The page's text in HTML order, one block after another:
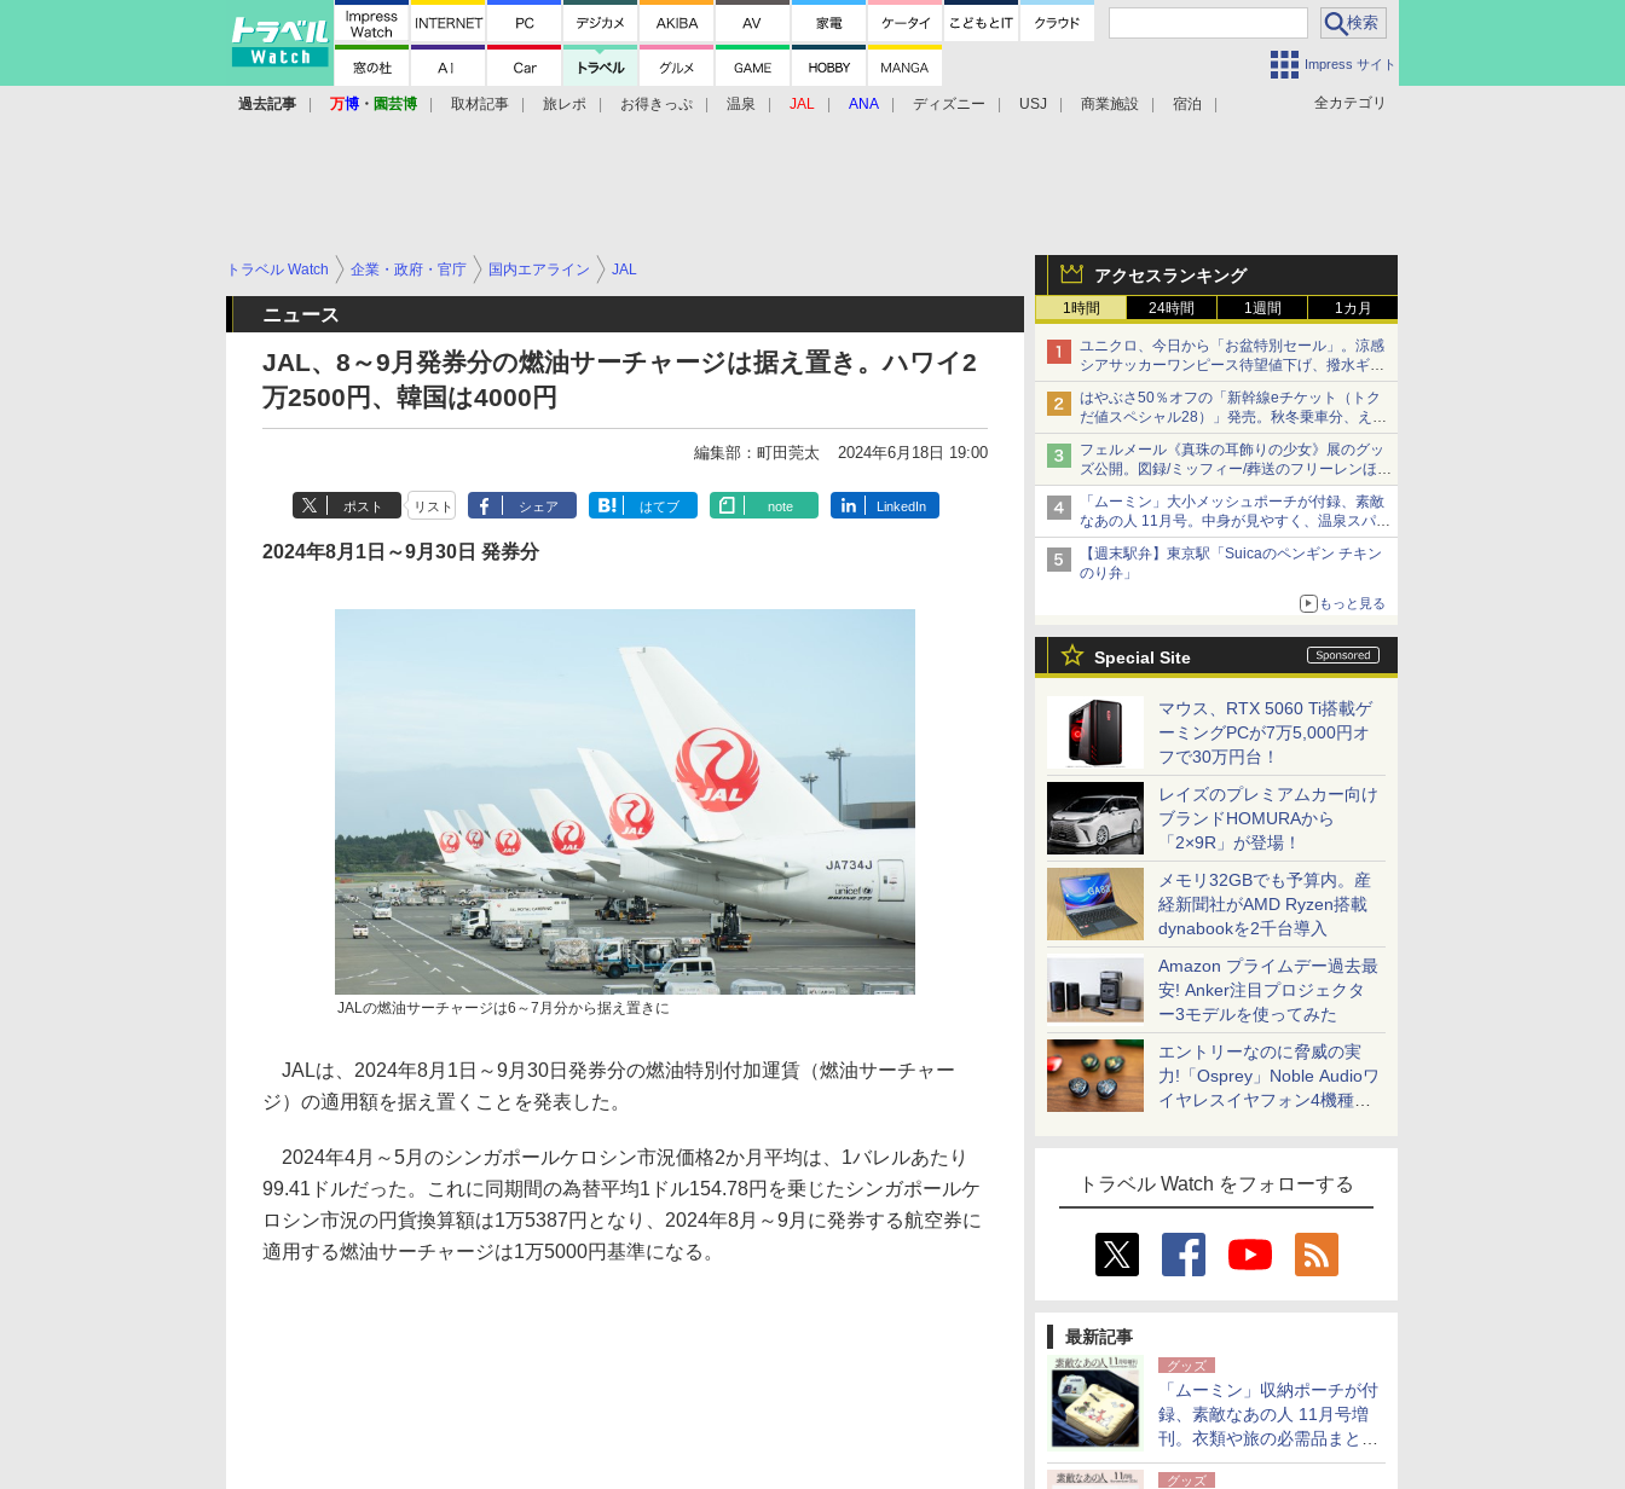
Impress サイト
全カテゴリ
過去記事 万博 ・ 園芸博 取材記事 旅レポ お得きっぷ 温泉 JAL ANA ディズニー USJ 商業施設 宿泊
アクセスランキング
1時間 24時間 1週間 1カ月
ユニクロ、今日から「お盆特別セール」。涼感
シアサッカーワンピース待望値下げ、撥水ギア
ショーツは1990円に
はやぶさ50％オフの「新幹線eチケット（トク
だ値スペシャル28）」発売。秋冬乗車分、えき
ねっと限定
フェルメール《真珠の耳飾りの少女》展のグッ
ズ公開。図録/ミッフィー/葬送のフリーレンほ
か、注目ブランドコラボが実現
「ムーミン」大小メッシュポーチが付録、素敵
なあの人 11月号。中身が見やすく、温泉スパに
も使える
【週末駅弁】東京駅「Suicaのペンギン チキン
のり弁」
もっと見る
Special Site
マウス、RTX 5060 Ti搭載ゲ
ーミングPCが7万5,000円オ
フで30万円台！
レイズのプレミアムカー向け
ブランドHOMURAから
「2×9R」が登場！
メモリ32GBでも予算内。産
経新聞社がAMD Ryzen搭載
dynabookを2千台導入
Amazon プライムデー過去最
安! Anker注目プロジェクタ
ー3モデルを使ってみた
エントリーなのに脅威の実
力!「Osprey」Noble Audioワ
イヤレスイヤフォン4機種を
トラベル Watch をフォローする
最新記事
グッズ
「ムーミン」収納ポーチが付
録、素敵なあの人 11月号増
刊。衣類や旅の必需品まとま
る大小2個セット
グッズ
トラベル Watch 企業・政府・官庁 国内エアライン JAL
ニュース
JAL、8～9月発券分の燃油サーチャージは据え置き。ハワイ2
万2500円、韓国は4000円
編集部：町田莞太 2024年6月18日 19:00
ポスト リスト シェア はてブ note LinkedIn
2024年8月1日～9月30日 発券分
JALの燃油サーチャージは6～7月分から据え置きに
JALは、2024年8月1日～9月30日発券分の燃油特別付加運賃（燃油サーチャー
ジ）の適用額を据え置くことを発表した。
2024年4月～5月のシンガポールケロシン市況価格2か月平均は、1バレルあたり
99.41ドルだった。これに同期間の為替平均1ドル154.78円を乗じたシンガポールケ
ロシン市況の円貨換算額は1万5387円となり、2024年8月～9月に発券する航空券に
適用する燃油サーチャージは1万5000円基準になる。